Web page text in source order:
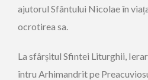
ajutorul Sfântului Nicolae în
ocrotirea sa.
La sfârșitul Sfintei Liturghii,
întru Arhimandrit pe